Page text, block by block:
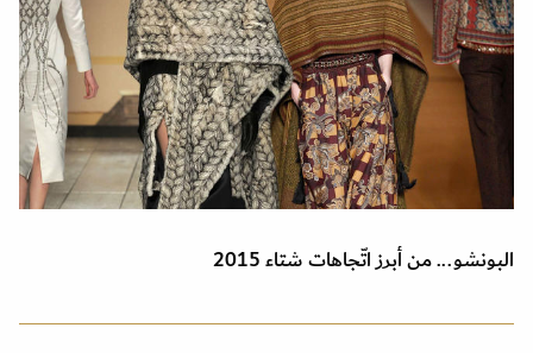
البونشو... من أبرز اتّجاهات شتاء 2015